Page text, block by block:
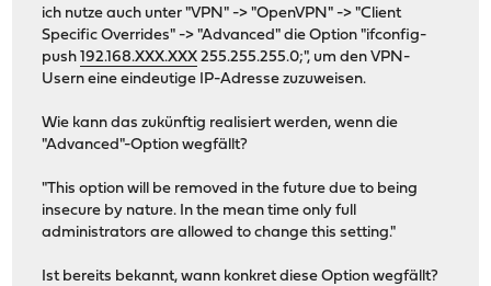
ich nutze auch unter "VPN" -> "OpenVPN" -> "Client
Specific Overrides" -> "Advanced" die Option "ifconfig-
push192.168.XXX.XXX 255.255.255.0;", um den VPN-
Usern eine eindeutige IP-Adresse zuzuweisen.
Wie kann das zukünftig realisiert werden, wenn die
"Advanced"-Option wegfällt?
"This option will be removed in the future due to being
insecure by nature. In the mean time only full
administrators are allowed to change this setting."
Ist bereits bekannt, wann konkret diese Option wegfällt?